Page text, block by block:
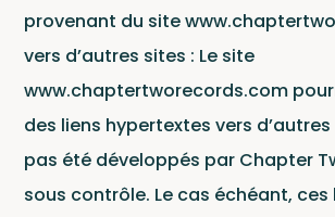
provenant du site
vers d’autres sites : Le site
www.chaptertworecords.com
des liens hypertextes vers
pas été développés par Chapter
sous contrôle. Le cas échéant, ces